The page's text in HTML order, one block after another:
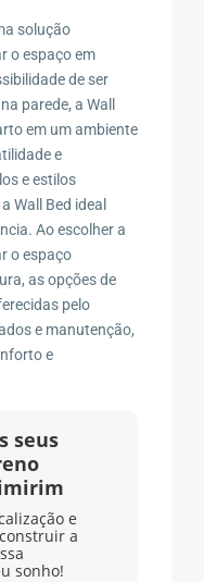
solução
o espaço em
de ser
parede, a Wall
em um ambiente
e
e estilos
Wall Bed ideal
Ao escolher a
o espaço
as opções de
pelo
e manutenção,
e
seus
e
a
sonho!